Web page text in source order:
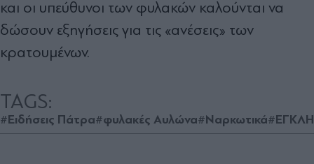
και οι υπεύθυνοι των φυλακών καλούνται να
δώσουν εξηγήσεις για τις «ανέσεις» των
κρατουμένων.
TAGS:
#Ειδήσεις Πάτρα#φυλακές Αυλώνα#Ναρκωτικά